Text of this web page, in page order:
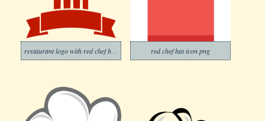
red chef hat icon png